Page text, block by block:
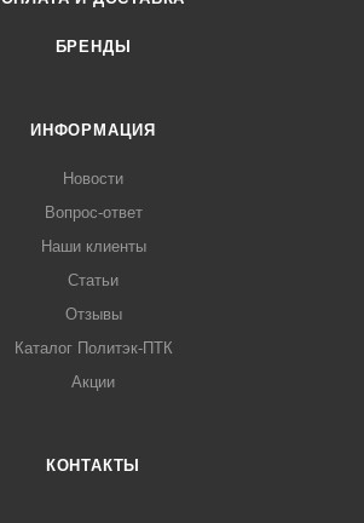
БРЕНДЫ
ИНФОРМАЦИЯ
Новости
Вопрос-ответ
Наши клиенты
Статьи
Отзывы
Каталог Политэк-ПТК
Акции
КОНТАКТЫ